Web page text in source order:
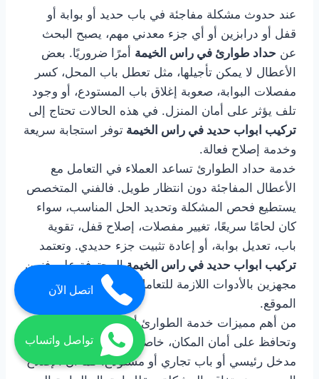
عند حدوث مشكلة مفاجئة في باب حديد أو بوابة أو
قفل أو درابزين أو أي جزء معدني مهم، يصبح البحث
عن حداد طوارئ في راس الخيمة أمرًا ضروريًا. بعض
الأعطال لا يمكن تأجيلها، مثل تعطل باب المحل، كسر
مفصلات البوابة، صعوبة إغلاق باب المستودع، أو وجود
تلف يؤثر على أمان المنزل. في هذه الحالات تحتاج إلى
تركيب ابواب حديد في راس الخيمة توفر استجابة سريعة
وخدمة إصلاح فعالة.
خدمة حداد الطوارئ تساعد العملاء في التعامل مع
الأعطال المفاجئة دون انتظار طويل. فالفني المتخصص
يستطيع فحص المشكلة وتحديد الحل المناسب، سواء
كان لحامًا سريعًا، تغيير مفصلات، إصلاح قفل، تقوية
باب، تعديل بوابة، أو إعادة تثبيت جزء حديدي. وتعتمد
تركيب ابواب حديد في راس الخيمةالمحترفة على فنيين
مجهزين بالأدوات اللازمة للتعامل مع معظم الأعطال في
الموقع.
من أهم مميزات خدمة الطوارئ أنها توفر الوقت
وتحافظ على أمان المكان، خاصة إذا كان العطل في
مدخل رئيسي أو باب تجاري أو مستودع. كما أن الإصلاح
اتصل الآن
تواصل واتساب